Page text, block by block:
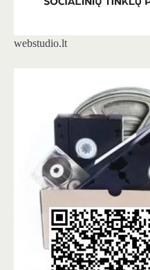
webstudio.lt